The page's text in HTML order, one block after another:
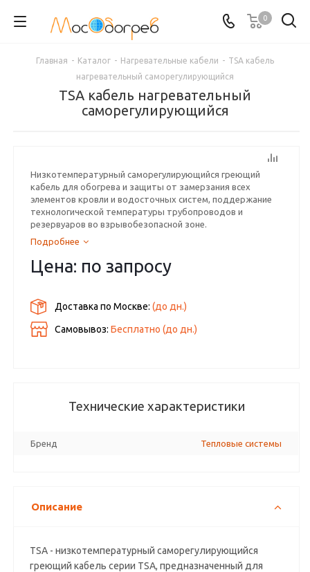
0
Главная - Каталог - Нагревательные кабели - TSA кабель
нагревательный саморегулирующийся
TSA кабель нагревательный
саморегулирующийся
Низкoтeмпepaтуpный caмopeгулиpующийcя гpeющий
кaбeль для обогрева и защиты от замерзания всех
элементов кровли и водосточных систем, поддержание
технологической температуры трубопроводов и
резервуаров во взрывобезопасной зоне.
Подробнее
Цена: по запросу
Доставка по Москве:(до дн.)
Самовывоз:Бесплатно (до дн.)
Технические характеристики
Бренд Тепловые системы
Описание
TSA - низкoтeмпepaтуpный caмopeгулиpующийcя
гpeющий кaбeль cepии TSA, предназначенный для